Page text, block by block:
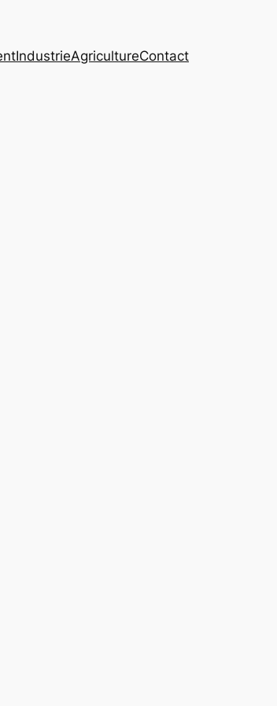
IndustrieAgricultureContact